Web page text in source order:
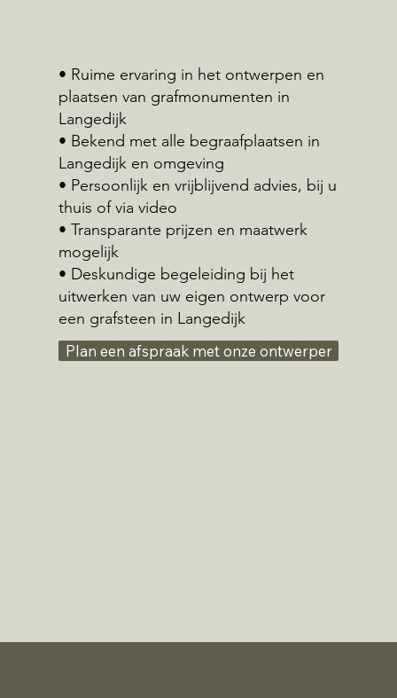
• Ruime ervaring in het ontwerpen en
plaatsen van grafmonumenten in
Langedijk
• Bekend met alle begraafplaatsen in
Langedijk en omgeving
• Persoonlijk en vrijblijvend advies, bij u
thuis of via video
• Transparante prijzen en maatwerk
mogelijk
• Deskundige begeleiding bij het
uitwerken van uw eigen ontwerp voor
een grafsteen in Langedijk
Plan een afspraak met onze ontwerper